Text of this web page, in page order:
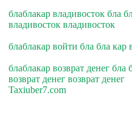
блаблакар владивосток бла
владивосток владивосток
блаблакар войти бла бла
блаблакар возврат денег бла
возврат денег возврат денег
Taxiuber7.com